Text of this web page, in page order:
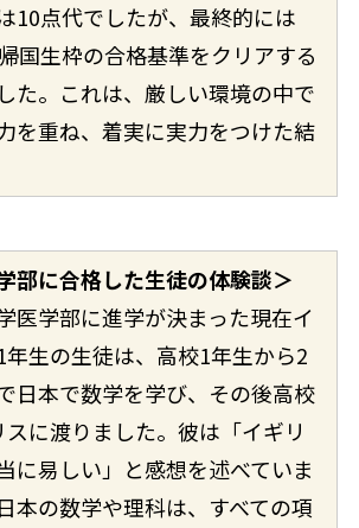
10点代でしたが、最終的には
国生枠の合格基準をクリアする
た。これは、厳しい環境の中で
を重ね、着実に実力をつけた結
部に合格した生徒の体験談＞
医学部に進学が決まった現在イ
生の生徒は、高校1年生から2
日本で数学を学び、その後高校
に渡りました。彼は「イギリ
に易しい」と感想を述べていま
本の数学や理科は、すべての項